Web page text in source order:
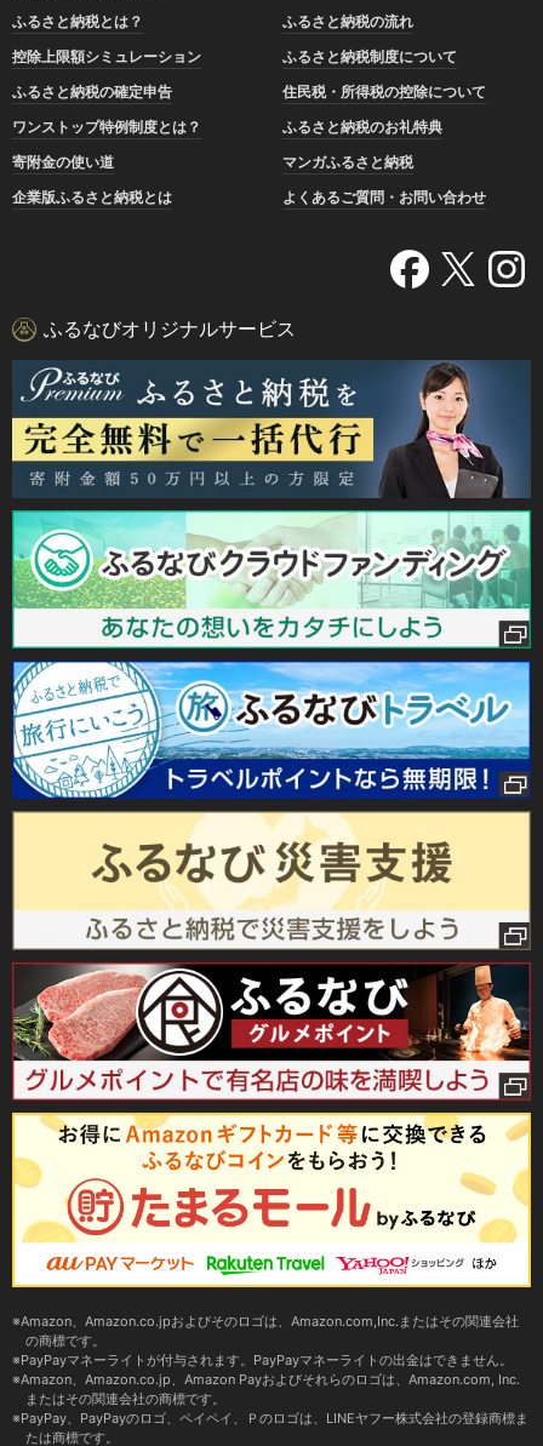
ふるさと納税とは？
ふるさと納税の流れ
控除上限額シミュレーション
ふるさと納税制度について
ふるさと納税の確定申告
住民税・所得税の控除について
ワンストップ特例制度とは？
ふるさと納税のお礼特典
寄附金の使い道
マンガふるさと納税
企業版ふるさと納税とは
よくあるご質問・お問い合わせ
ふるなびオリジナルサービス
Amazon、Amazon.co.jpおよびそのロゴは、Amazon.com,Inc.またはその関連会社
の商標です。
PayPayマネーライトが付与されます。PayPayマネーライトの出金はできません。
Amazon、Amazon.co.jp、Amazon Payおよびそれらのロゴは、Amazon.com, Inc.
またはその関連会社の商標です。
PayPay、PayPayのロゴ、ペイペイ、Ｐのロゴは、LINEヤフー株式会社の登録商標ま
たは商標です。